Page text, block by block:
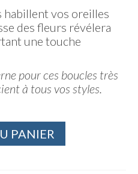
habillent vos oreilles
des fleurs révélera
une touche
pour ces boucles très
à tous vos styles.
PANIER